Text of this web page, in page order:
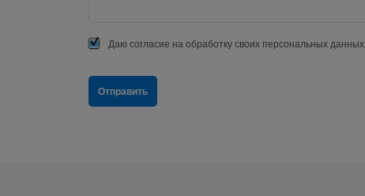
Даю согласие на обработку своих персональных данных.